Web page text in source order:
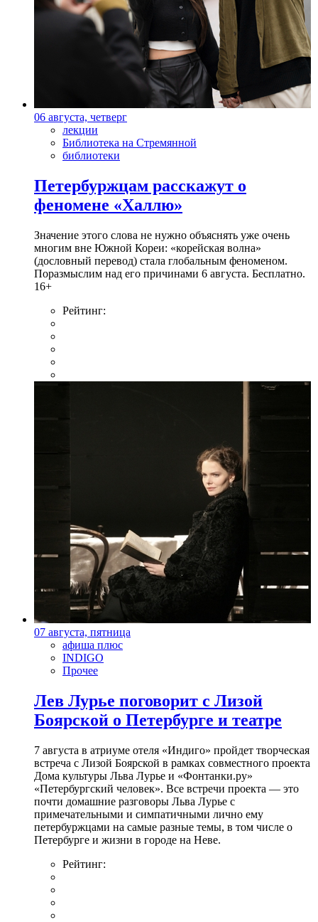
06 августа, четверг
лекции
Библиотека на Стремянной
библиотеки
Петербуржцам расскажут о
феномене «Халлю»
Значение этого слова не нужно объяснять уже очень
многим вне Южной Кореи: «корейская волна»
(дословный перевод) стала глобальным феноменом.
Поразмыслим над его причинами 6 августа. Бесплатно.
16+
Рейтинг:
07 августа, пятница
афиша плюс
INDIGO
Прочее
Лев Лурье поговорит с Лизой
Боярской о Петербурге и театре
7 августа в атриуме отеля «Индиго» пройдет творческая
встреча с Лизой Боярской в рамках совместного проекта
Дома культуры Льва Лурье и «Фонтанки.ру»
«Петербургский человек». Все встречи проекта — это
почти домашние разговоры Льва Лурье с
примечательными и симпатичными лично ему
петербуржцами на самые разные темы, в том числе о
Петербурге и жизни в городе на Неве.
Рейтинг: